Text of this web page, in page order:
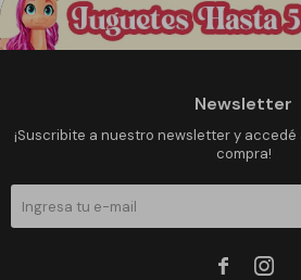
Newsletter
¡Suscribite a nuestro newsletter y accedé
compra!
 